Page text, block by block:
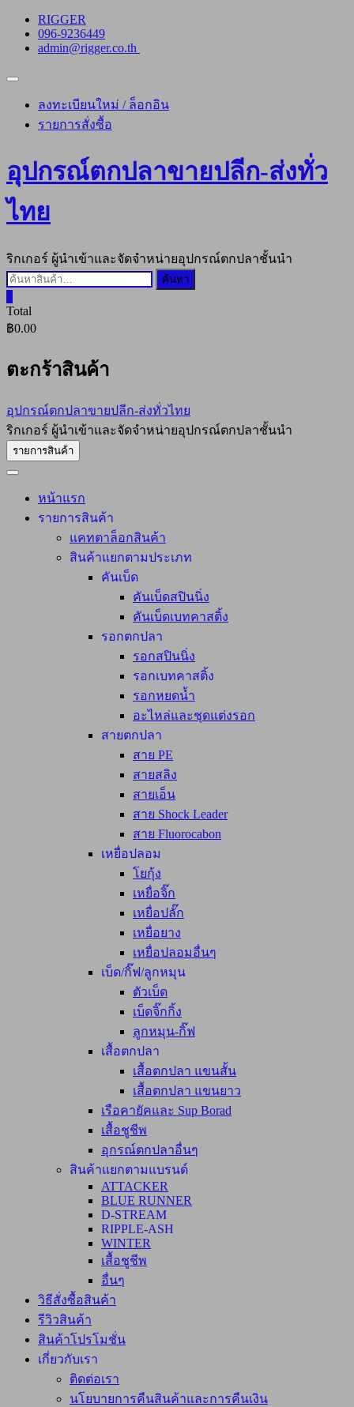
Skip
content
RIGGER
096-9236449
admin@rigger.co.th
Topbar
ลงทะเบียนใหม่ / ล็อกอิน
รายการสั่งซื้อ
อุปกรณ์ตกปลาขายปลีก-ส่งทั่ว
ไทย
ริกเกอร์ ผู้นำเข้าและจัดจำหน่ายอุปกรณ์ตกปลาชั้นนำ
ค้นหา:
ค้นหา
Total
฿0.00
ตะกร้าสินค้า
อุปกรณ์ตกปลาขายปลีก-ส่งทั่วไทย
ริกเกอร์ ผู้นำเข้าและจัดจำหน่ายอุปกรณ์ตกปลาชั้นนำ
รายการสินค้า
หน้าแรก
รายการสินค้า
แคทตาล็อกสินค้า
สินค้าแยกตามประเภท
คันเบ็ด
คันเบ็ดสปินนิ่ง
คันเบ็ดเบทคาสติ้ง
รอกตกปลา
รอกสปินนิ่ง
รอกเบทคาสติ้ง
รอกหยดน้ำ
อะไหล่และชุดแต่งรอก
สายตกปลา
สาย PE
สายสลิง
สายเอ็น
สาย Shock Leader
สาย Fluorocabon
เหยื่อปลอม
โยกุ้ง
เหยื่อจิ๊ก
เหยื่อปลั๊ก
เหยื่อยาง
เหยื่อปลอมอื่นๆ
เบ็ด/กิ๊ฟ/ลูกหมุน
ตัวเบ็ด
เบ็ดจิ๊กกิ้ง
ลูกหมุน-กิ๊ฟ
เสื้อตกปลา
เสื้อตกปลา แขนสั้น
เสื้อตกปลา แขนยาว
เรือคายัคและ Sup Borad
เสื้อชูชีพ
อุกรณ์ตกปลาอื่นๆ
สินค้าแยกตามแบรนด์
ATTACKER
BLUE RUNNER
D-STREAM
RIPPLE-ASH
WINTER
เสื้อชูชีพ
อื่นๆ
วิธีสั่งซื้อสินค้า
รีวิวสินค้า
สินค้าโปรโมชั่น
เกี่ยวกับเรา
ติดต่อเรา
นโยบายการคืนสินค้าและการคืนเงิน